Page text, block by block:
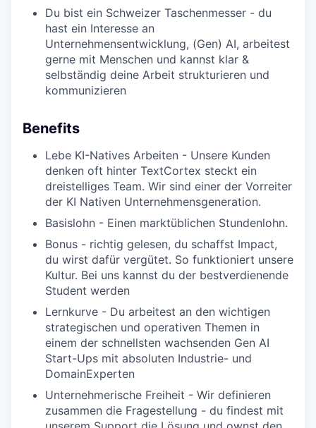
Du bist ein Schweizer Taschenmesser - du
hast ein Interesse an
Unternehmensentwicklung, (Gen) AI, arbeitest
gerne mit Menschen und kannst klar &
selbständig deine Arbeit strukturieren und
kommunizieren
Benefits
Lebe KI-Natives Arbeiten - Unsere Kunden
denken oft hinter TextCortex steckt ein
dreistelliges Team. Wir sind einer der Vorreiter
der KI Nativen Unternehmensgeneration.
Basislohn - Einen marktüblichen Stundenlohn.
Bonus - richtig gelesen, du schaffst Impact,
du wirst dafür vergütet. So funktioniert unsere
Kultur. Bei uns kannst du der bestverdienende
Student werden
Lernkurve - Du arbeitest an den wichtigen
strategischen und operativen Themen in
einem der schnellsten wachsenden Gen AI
Start-Ups mit absoluten Industrie- und
DomainExperten
Unternehmerische Freiheit - Wir definieren
zusammen die Fragestellung - du findest mit